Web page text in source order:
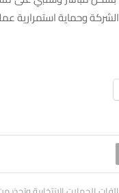
وحماية استمرارية